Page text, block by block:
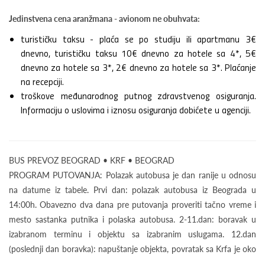
Jedinstvena cena aranžmana - avionom ne obuhvata:
turističku taksu - plaća se po studiju ili apartmanu 3€
dnevno, turističku taksu 10€ dnevno za hotele sa 4*, 5€
dnevno za hotele sa 3*, 2€ dnevno za hotele sa 3*. Plaćanje
na recepciji.
troškove međunarodnog putnog zdravstvenog osiguranja.
Informaciju o uslovima i iznosu osiguranja dobićete u agenciji.
BUS PREVOZ BEOGRAD • KRF • BEOGRAD
PROGRAM PUTOVANJA: Polazak autobusa je dan ranije u odnosu
na datume iz tabele. Prvi dan: polazak autobusa iz Beograda u
14:00h. Obavezno dva dana pre putovanja proveriti tačno vreme i
mesto sastanka putnika i polaska autobusa. 2-11.dan: boravak u
izabranom terminu i objektu sa izabranim uslugama. 12.dan
(poslednji dan boravka): napuštanje objekta, povratak sa Krfa je oko